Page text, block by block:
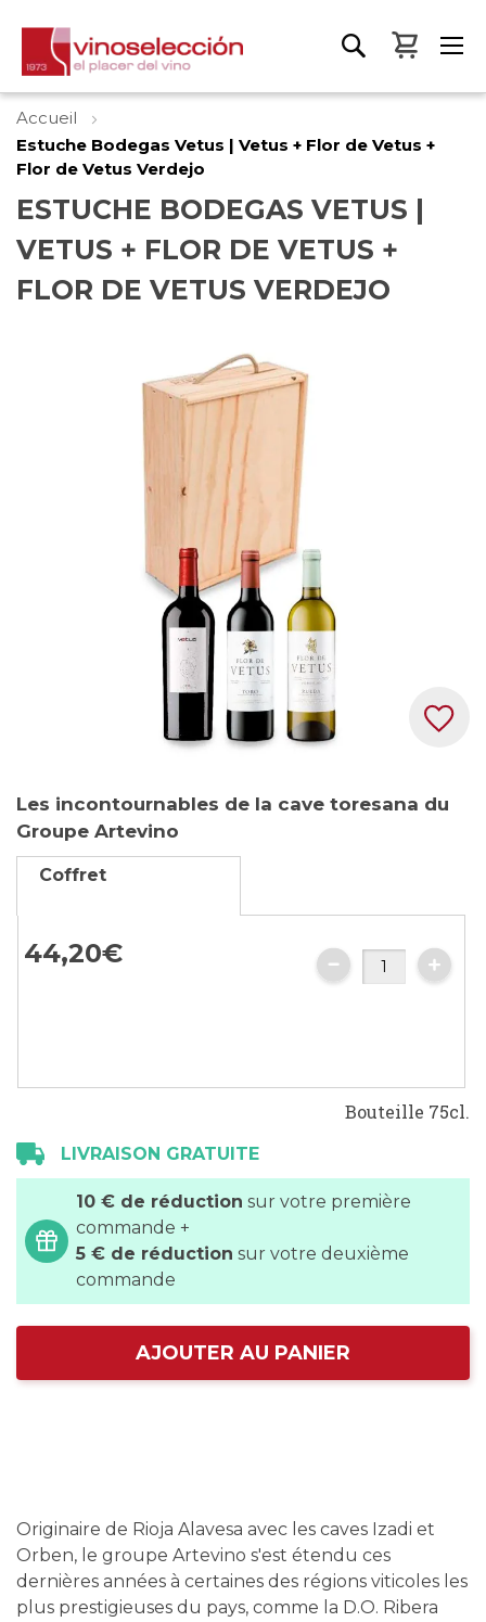
Mon
Accueil
Estuche Bodegas Vetus | Vetus + Flor de Vetus +
Flor de Vetus Verdejo
ESTUCHE BODEGAS VETUS |
VETUS + FLOR DE VETUS +
FLOR DE VETUS VERDEJO
to
the
beginning
the
images
gallery
Les incontournables de la cave toresana du
Groupe Artevino
Coffret
44,20€
Bouteille 75cl.
LIVRAISON GRATUITE
10 € de réduction sur votre première
commande +
5 € de réduction sur votre deuxième
commande
AJOUTER AU PANIER
Originaire de Rioja Alavesa avec les caves Izadi et
Orben, le groupe Artevino s'est étendu ces
dernières années à certaines des régions viticoles les
plus prestigieuses du pays, comme la D.O. Ribera